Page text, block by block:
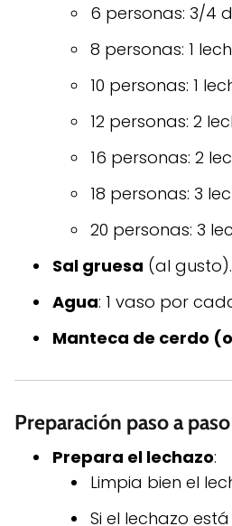
6 personas: 3/4
8 personas: 1
10 personas: 1
12 personas: 2
16 personas: 2
18 personas: 3
20 personas: 3
Sal gruesa (al gusto).
Agua: 1 vaso por
Manteca de cerdo
Preparación paso a paso
Prepara el lechazo:
Limpia bien el
Si el lechazo